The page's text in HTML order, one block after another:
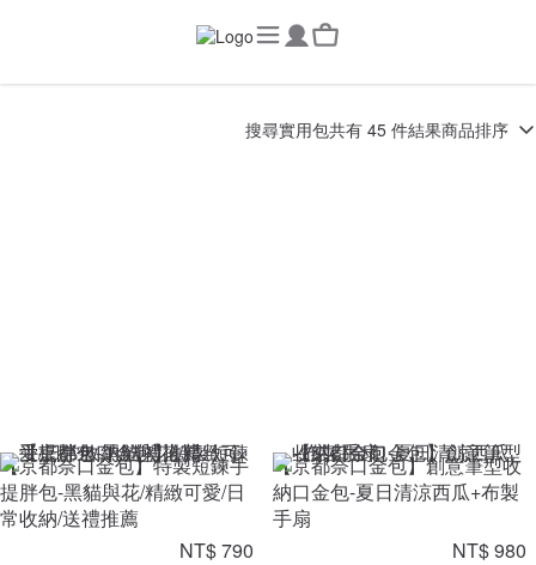
搜尋實用包共有 45 件結果商品排序
【京都奈口金包】特製短鍊手
提胖包-黑貓與花/精緻可愛/日
常收納/送禮推薦
NT$ 790
【京都奈口金包】創意筆型收
納口金包-夏日清涼西瓜+布製
手扇
NT$ 980